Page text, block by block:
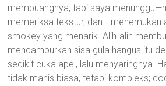
membuangnya, tapi saya
memeriksa tekstur, dan… menemukan
smokey yang menarik. Alih-alih
mencampurkan sisa gula hangus itu
sedikit cuka apel, lalu menyaringnya.
tidak manis biasa, tetapi kompleks;